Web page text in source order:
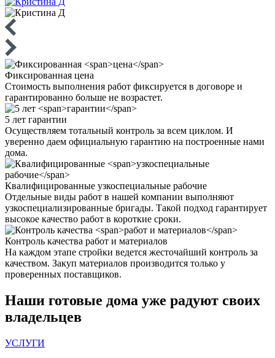
Фиксированная цена
Стоимость выполнения работ фиксируется в договоре и
гарантированно больше не возрастет.
5 лет гарантии
Осуществляем тотальный контроль за всем циклом. И
уверенно даем официальную гарантию на построенные нами
дома.
Квалифицированные узкоспециальные рабочие
Отдельные виды работ в нашей компании выполняют
узкоспециализированные бригады. Такой подход гарантирует
высокое качество работ в короткие сроки.
Контроль качества работ и материалов
На каждом этапе стройки ведется жесточайший контроль за
качеством. Закуп материалов производится только у
проверенных поставщиков.
Наши готовые дома уже радуют своих
владельцев
УСЛУГИ